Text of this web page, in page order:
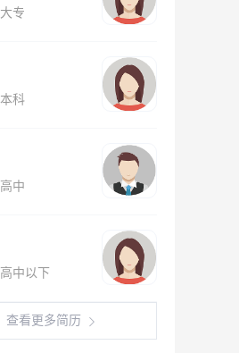
大专
本科
高中
高中以下
查看更多简历